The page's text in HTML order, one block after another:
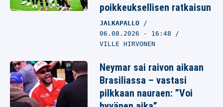
poikkeuksellisen ratkaisun
JALKAPALLO
06.08.2026 - 16:48
VILLE HIRVONEN
Neymar sai raivon aikaan
Brasiliassa – vastasi
pilkkaan nauraen: ”Voi